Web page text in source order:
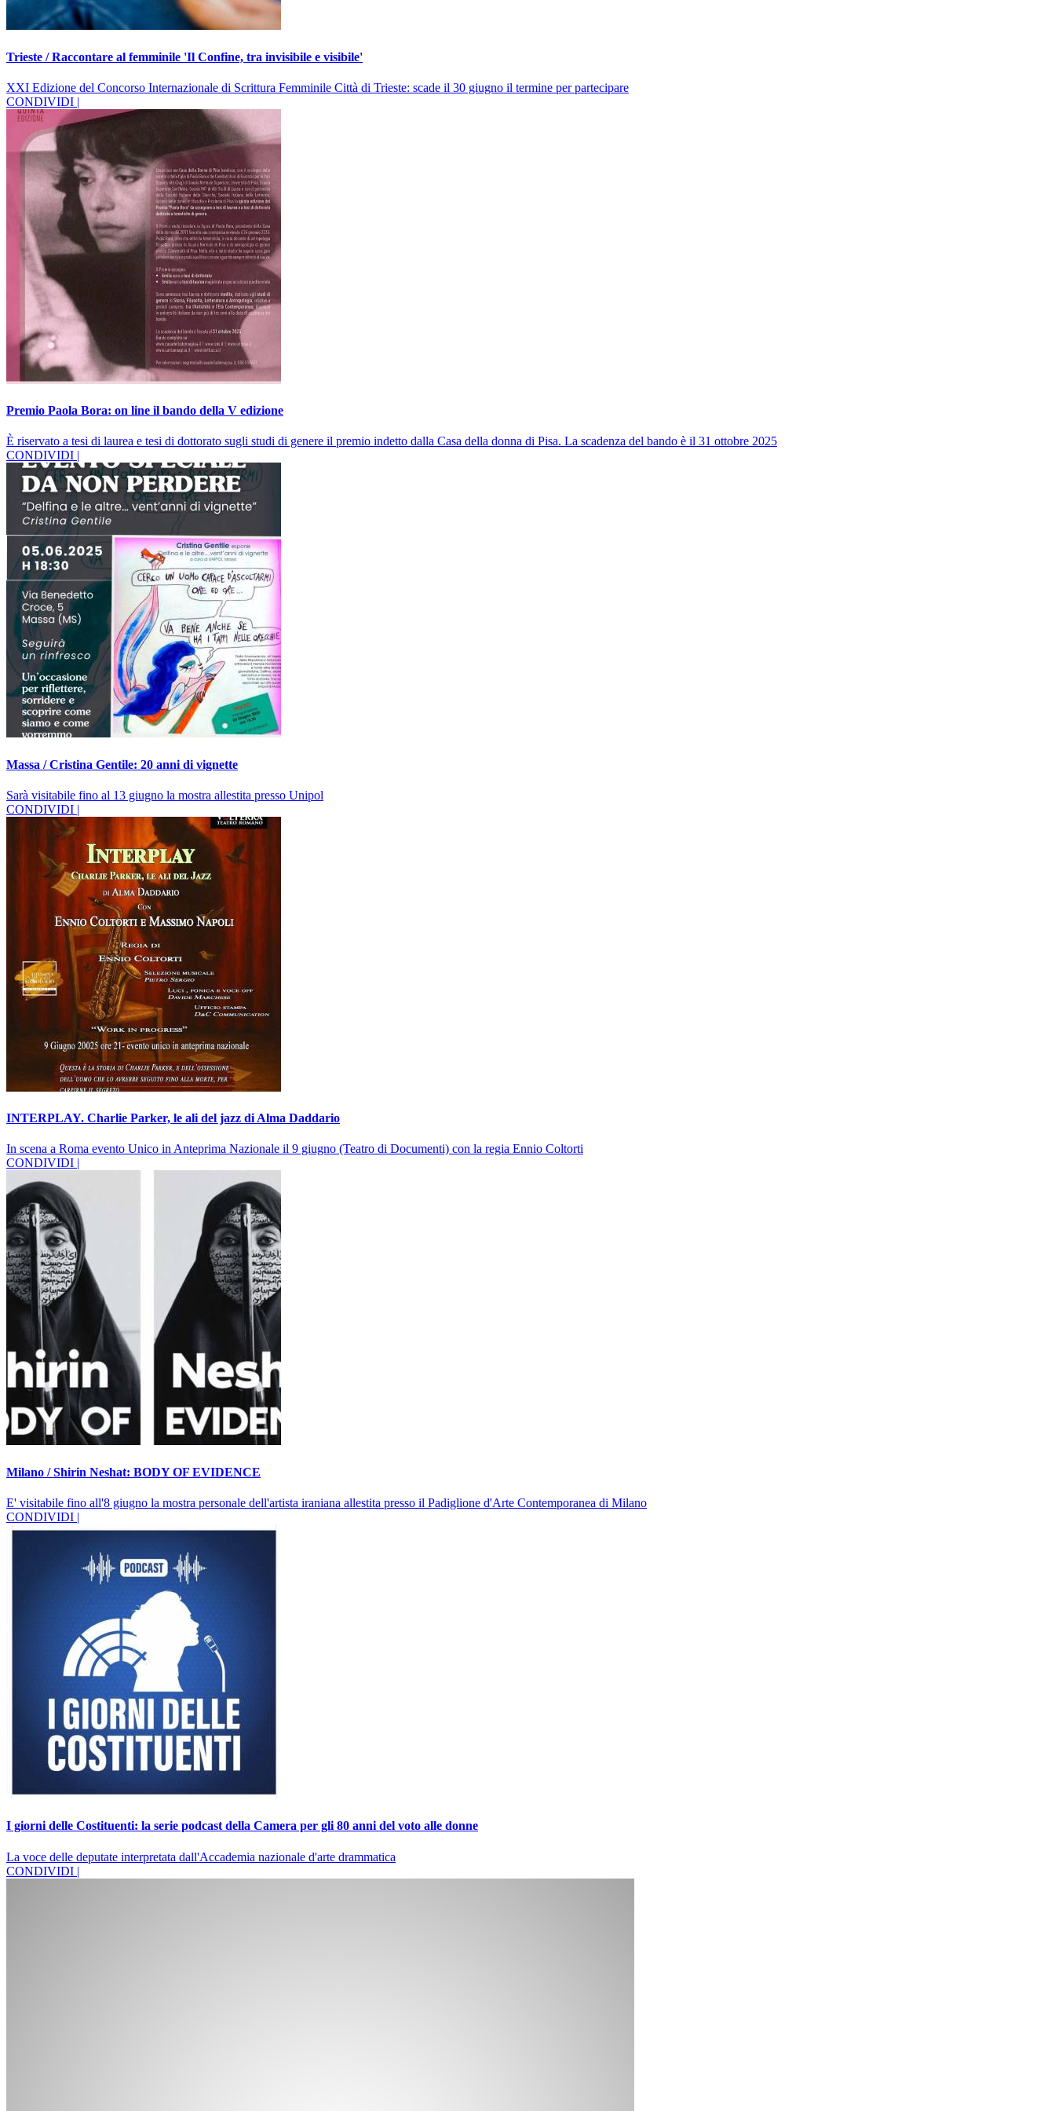
Trieste / Raccontare al femminile 'Il Confine, tra invisibile e visibile'
XXI Edizione del Concorso Internazionale di Scrittura Femminile Città di Trieste: scade il 30 giugno il termine per partecipare
CONDIVIDI |
Premio Paola Bora: on line il bando della V edizione
È riservato a tesi di laurea e tesi di dottorato sugli studi di genere il premio indetto dalla Casa della donna di Pisa. La scadenza del bando è il 31 ottobre 2025
CONDIVIDI |
Massa / Cristina Gentile: 20 anni di vignette
Sarà visitabile fino al 13 giugno la mostra allestita presso Unipol
CONDIVIDI |
INTERPLAY. Charlie Parker, le ali del jazz di Alma Daddario
In scena a Roma evento Unico in Anteprima Nazionale il 9 giugno (Teatro di Documenti) con la regia Ennio Coltorti
CONDIVIDI |
Milano / Shirin Neshat: BODY OF EVIDENCE
E' visitabile fino all'8 giugno la mostra personale dell'artista iraniana allestita presso il Padiglione d'Arte Contemporanea di Milano
CONDIVIDI |
I giorni delle Costituenti: la serie podcast della Camera per gli 80 anni del voto alle donne
La voce delle deputate interpretata dall'Accademia nazionale d'arte drammatica
CONDIVIDI |